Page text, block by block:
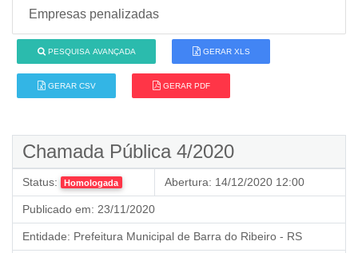
Empresas penalizadas
PESQUISA AVANÇADA GERAR XLS
GERAR CSV GERAR PDF
Chamada Pública 4/2020
Status: Homologada Abertura: 14/12/2020 12:00
Publicado em: 23/11/2020
Entidade: Prefeitura Municipal de Barra do Ribeiro - RS